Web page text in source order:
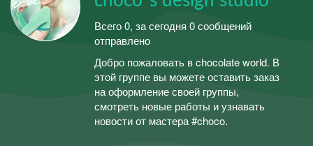
Всего 0, за сегодня 0 сообщений
отправлено
Добро пожаловать в chocolate world. В
этой группе вы можете оставить заказ
на оформление своей группы,
смотреть новые работы и узнавать
новости от мастера #choco.